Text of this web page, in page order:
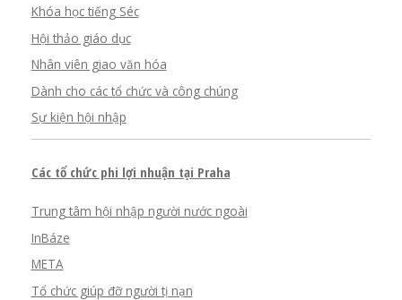
Khóa học tiếng Séc
Hội thảo giáo dục
Nhân viên giao văn hóa
Dành cho các tổ chức và công chúng
Sự kiện hội nhập
Các tổ chức phi lợi nhuận tại Praha
Trung tâm hội nhập người nước ngoài
InBáze
META
Tổ chức giúp đỡ người tị nạn